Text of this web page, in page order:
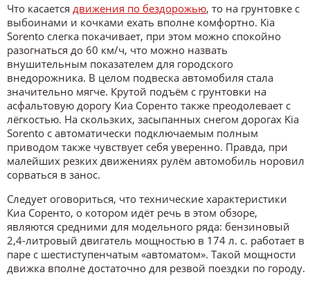
Что касается движения по бездорожью, то на грунтовке с
выбоинами и кочками ехать вполне комфортно. Kia
Sorento слегка покачивает, при этом можно спокойно
разогнаться до 60 км/ч, что можно назвать
внушительным показателем для городского
внедорожника. В целом подвеска автомобиля стала
значительно мягче. Крутой подъём с грунтовки на
асфальтовую дорогу Киа Соренто также преодолевает с
лёгкостью. На скользких, засыпанных снегом дорогах Kia
Sorento с автоматически подключаемым полным
приводом также чувствует себя уверенно. Правда, при
малейших резких движениях рулём автомобиль норовил
сорваться в занос.
Следует оговориться, что технические характеристики
Киа Соренто, о котором идёт речь в этом обзоре,
являются средними для модельного ряда: бензиновый
2,4-литровый двигатель мощностью в 174 л. с. работает в
паре с шестиступенчатым «автоматом». Такой мощности
движка вполне достаточно для резвой поездки по городу.